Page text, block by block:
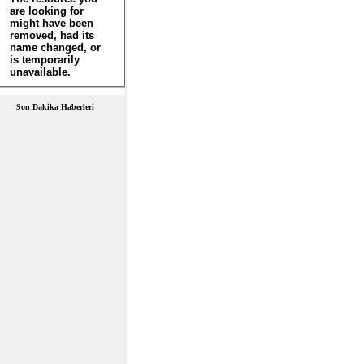
Son Dakika Haberleri